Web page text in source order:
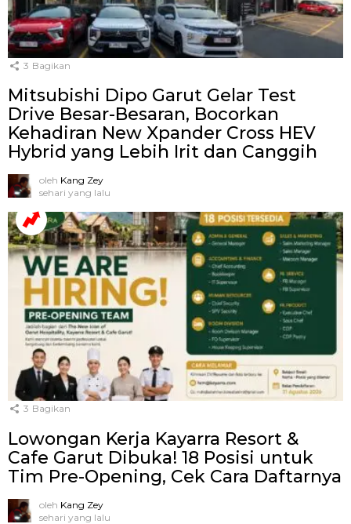
3 Bagikan
Mitsubishi Dipo Garut Gelar Test
Drive Besar-Besaran, Bocorkan
Kehadiran New Xpander Cross HEV
Hybrid yang Lebih Irit dan Canggih
oleh Kang Zey
sehari yang lalu
3 Bagikan
Lowongan Kerja Kayarra Resort &
Cafe Garut Dibuka! 18 Posisi untuk
Tim Pre-Opening, Cek Cara Daftarnya
oleh Kang Zey
sehari yang lalu